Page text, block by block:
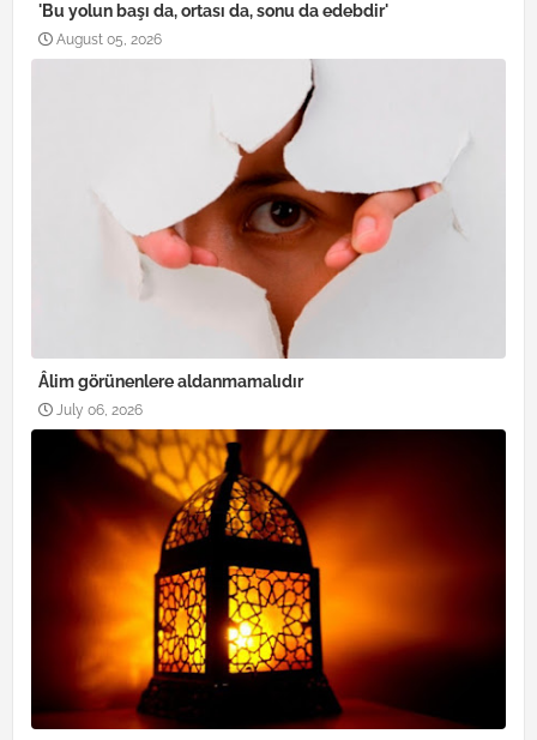
'Bu yolun başı da, ortası da, sonu da edebdir'
August 05, 2026
Âlim görünenlere aldanmamalıdır
July 06, 2026